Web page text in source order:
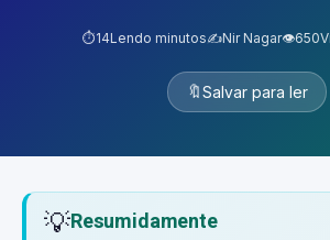
⏱️14Lendo minutos✍️Nir Nagar👁️650
🔖Salvar para ler
💡Resumidamente